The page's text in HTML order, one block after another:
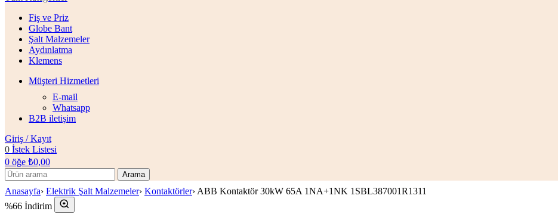
Fiş ve Priz
Globe Bant
Şalt Malzemeler
Aydınlatma
Klemens
Müşteri Hizmetleri
E-mail
Whatsapp
B2B iletişim
Giriş / Kayıt
0 İstek Listesi
0 öğe ₺0,00
Arama
Anasayfa› Elektrik Şalt Malzemeler› Kontaktörler› ABB Kontaktör 30kW 65A 1NA+1NK 1SBL387001R1311
%66 İndirim